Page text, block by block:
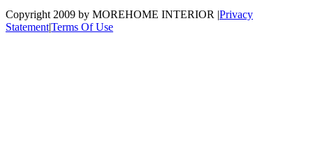
Copyright 2009 by MOREHOME INTERIOR |Privacy
Statement|Terms Of Use